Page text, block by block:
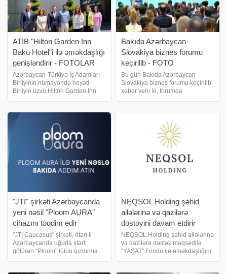
ATİB "Hilton Garden Inn
Baku Hotel"i ilə əməkdaşlığı
genişləndirir - FOTOLAR
Azərbaycan-Türkiyə İş Adamları
Birliyinin nümayəndə heyəti
Birliyin üzvü Hilton Garden Inn
verir ki, ATİB İdarə Heyətinin sədri
Mürsəl Rüstəmov, İdar
Bakıda Azərbaycan-
Slovakiya biznes forumu
keçirilib - FOTO
Bu gün Bakıda Azərbaycan-
Slovakiya biznes forumu keçirilib.
xəbər verir ki, forumda
naziri Denisa Sakova iştirak
ediblər. Forum çərçivəsind
"JTI" şirkəti Azərbaycanda
yeni nəsil "Ploom AURA"
cihazını təqdim edir
"JTI Caucasus" şirkəti, ötən il
Azərbaycanda uğurla start
götürən "Ploom" tütün qızdırma
NEQSOL Holding şəhid
ailələrinə və qazilərə
dəstəyini davam etdirir
NEQSOL Holding şəhid ailələrinə
və qazilərə dəstək məqsədilə
"YAŞAT" Fondu ilə əməkdaşlığını